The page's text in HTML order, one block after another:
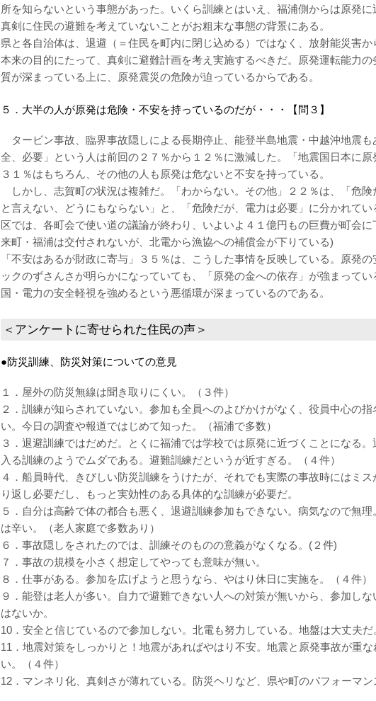
所を知らないという事態があった。いくら訓練とはいえ、福浦側からは原発に
真剣に住民の避難を考えていないことがお粗末な事態の背景にある。
県と各自治体は、退避（＝住民を町内に閉じ込める）ではなく、放射能災害か
本来の目的にたって、真剣に避難計画を考え実施するべきだ。原発運転能力
質が深まっている上に、原発震災の危険が迫っているからである。
５．大半の人が原発は危険・不安を持っているのだが・・・【問３】
タービン事故、臨界事故隠しによる長期停止、能登半島地震・中越沖地震も
全、必要」という人は前回の２７％から１２％に激減した。「地震国日本に原
３１％はもちろん、その他の人も原発は危ないと不安を持っている。
しかし、志賀町の状況は複雑だ。「わからない。その他」２２％は、「危険
と言えない、どうにもならない」と、「危険だが、電力は必要」に分かれて
区では、各町会で使い道の議論が終わり、いよいよ４１億円もの巨費が町会に
来町・福浦は交付されないが、北電から漁協への補償金が下りている)
「不安はあるが財政に寄与」３５％は、こうした事情を反映している。原発の
ックのずさんさが明らかになっていても、「原発の金への依存」が強まってい
国・電力の安全軽視を強めるという悪循環が深まっているのである。
＜アンケートに寄せられた住民の声＞
●防災訓練、防災対策についての意見
１．屋外の防災無線は聞き取りにくい。（３件）
２．訓練が知らされていない。参加も全員へのよびかけがなく、役員中心の
い。今日の調査や報道ではじめて知った。（福浦で多数）
３．退避訓練ではだめだ。とくに福浦では学校では原発に近づくことになる。
入る訓練のようでムダである。避難訓練だというが近すぎる。（４件）
４．船員時代、きびしい防災訓練をうけたが、それでも実際の事故時にはミ
り返し必要だし、もっと実効性のある具体的な訓練が必要だ。
５．自分は高齢で体の都合も悪く、退避訓練参加もできない。病気なので無
は辛い。（老人家庭で多数あり）
６．事故隠しをされたのでは、訓練そのものの意義がなくなる。(２件)
７．事故の規模を小さく想定してやっても意味が無い。
８．仕事がある。参加を広げようと思うなら、やはり休日に実施を。（４件）
９．能登は老人が多い。自力で避難できない人への対策が無いから、参加し
はないか。
10．安全と信じているので参加しない。北電も努力している。地盤は大丈夫だ
11．地震対策をしっかりと！地震があればやはり不安。地震と原発事故が重
い。（４件）
12．マンネリ化、真剣さが薄れている。防災ヘリなど、県や町のパフォーマン